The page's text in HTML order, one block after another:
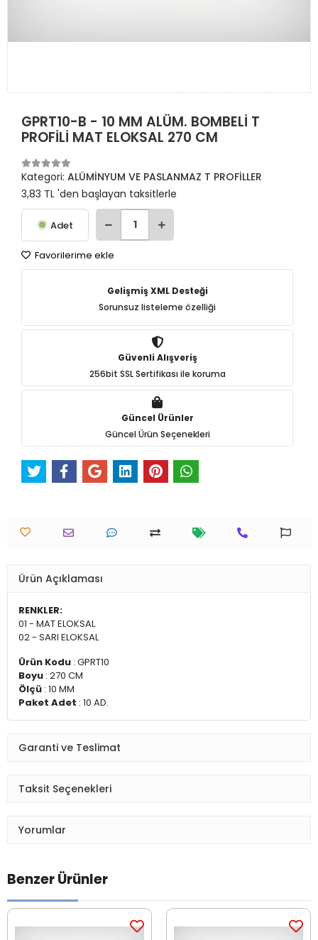
GPRT10-B - 10 MM ALÜM. BOMBELİ T
PROFİLİ MAT ELOKSAL 270 CM
Kategori: ALÜMİNYUM VE PASLANMAZ T PROFİLLER
3,83 TL 'den başlayan taksitlerle
Adet
Favorilerime ekle
Gelişmiş XML Desteği
Sorunsuz listeleme özelliği
Güvenli Alışveriş
256bit SSL Sertifikası ile koruma
Güncel Ürünler
Güncel Ürün Seçenekleri
Ürün Açıklaması
RENKLER:
01 - MAT ELOKSAL
02 - SARI ELOKSAL
Ürün Kodu : GPRT10
Boyu : 270 CM
Ölçü : 10 MM
Paket Adet : 10 AD.
Garanti ve Teslimat
Taksit Seçenekleri
Yorumlar
Benzer Ürünler